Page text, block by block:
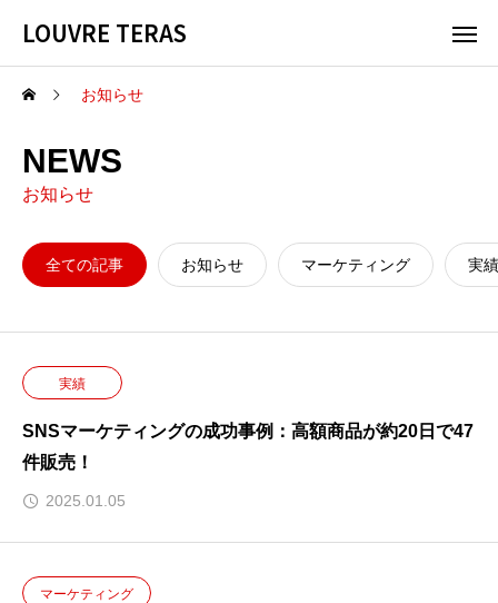
LOUVRE TERAS
お知らせ
NEWS
お知らせ
全ての記事 お知らせ マーケティング 実績
実績
SNSマーケティングの成功事例：高額商品が約20日で47
件販売！
2025.01.05
マーケティング